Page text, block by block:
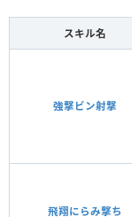
スキル名
強撃ビン射撃
飛翔にらみ撃ち